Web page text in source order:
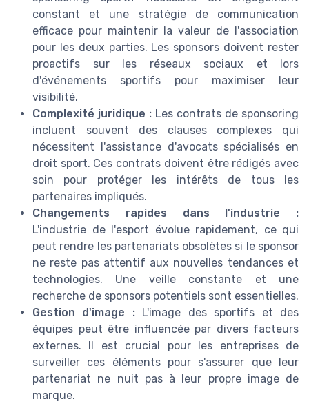
constant et une stratégie de communication
efficace pour maintenir la valeur de l'association
pour les deux parties. Les sponsors doivent rester
proactifs sur les réseaux sociaux et lors
d'événements sportifs pour maximiser leur
visibilité.
Complexité juridique : Les contrats de sponsoring
incluent souvent des clauses complexes qui
nécessitent l'assistance d'avocats spécialisés en
droit sport. Ces contrats doivent être rédigés avec
soin pour protéger les intérêts de tous les
partenaires impliqués.
Changements rapides dans l'industrie :
L'industrie de l'esport évolue rapidement, ce qui
peut rendre les partenariats obsolètes si le sponsor
ne reste pas attentif aux nouvelles tendances et
technologies. Une veille constante et une
recherche de sponsors potentiels sont essentielles.
Gestion d'image :L'image des sportifs et des
équipes peut être influencée par divers facteurs
externes. Il est crucial pour les entreprises de
surveiller ces éléments pour s'assurer que leur
partenariat ne nuit pas à leur propre image de
marque.